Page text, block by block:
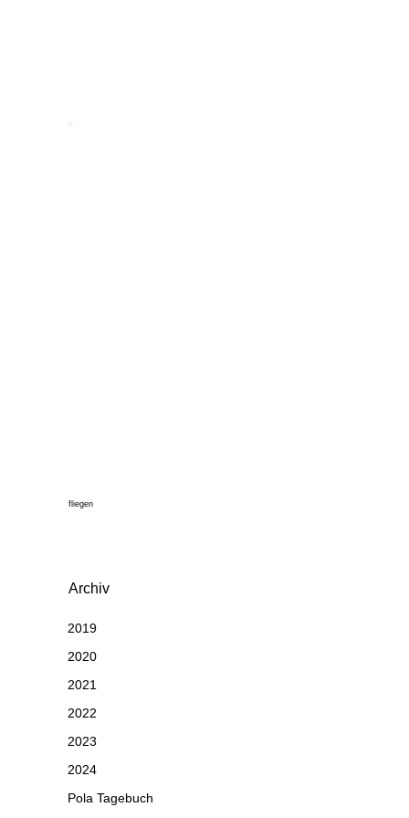
fliegen
Archiv
2019
2020
2021
2022
2023
2024
Pola Tagebuch